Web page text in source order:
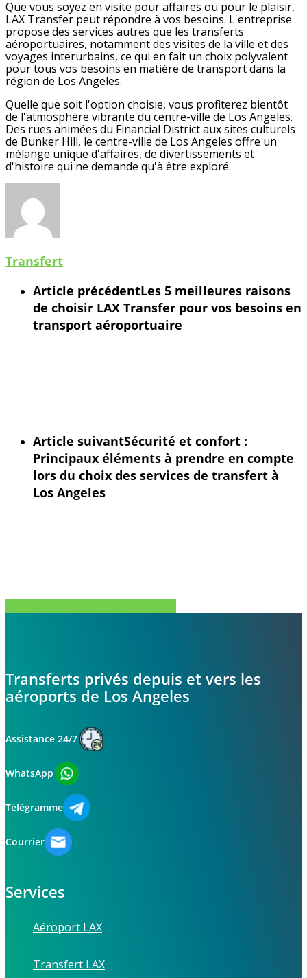
Que vous soyez en visite pour affaires ou pour le plaisir,
LAX Transfer peut répondre à vos besoins. L'entreprise
propose des services autres que les transferts
aéroportuaires, notamment des visites de la ville et des
voyages interurbains, ce qui en fait un choix polyvalent
pour tous vos besoins en matière de transport dans la
région de Los Angeles.
Quelle que soit l'option choisie, vous profiterez bientôt
de l'atmosphère vibrante du centre-ville de Los Angeles.
Des rues animées du Financial District aux sites culturels
de Bunker Hill, le centre-ville de Los Angeles offre un
mélange unique d'affaires, de divertissements et
d'histoire qui ne demande qu'à être exploré.
Transfert
Article précédentLes 5 meilleures raisons
de choisir LAX Transfer pour vos besoins en
transport aéroportuaire
Article suivantSécurité et confort :
Principaux éléments à prendre en compte
lors du choix des services de transfert à
Los Angeles
Transferts privés depuis et vers les
aéroports de Los Angeles
Assistance 24/7
WhatsApp
Télégramme
Courrier
Services
Aéroport LAX
Transfert LAX